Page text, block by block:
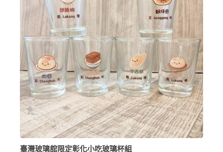
臺灣玻璃舘限定彰化小吃玻璃杯組